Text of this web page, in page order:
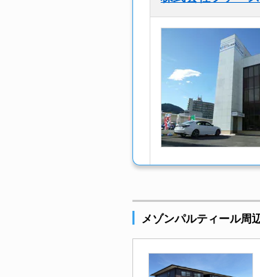
メゾンパルティール周